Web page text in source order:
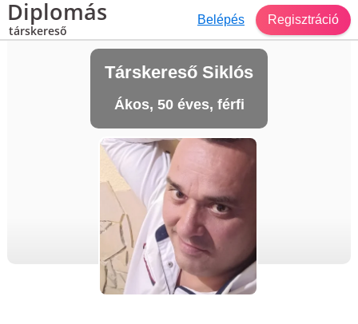
Diplomás
társkereső
Belépés Regisztráció
Társkereső Siklós
Ákos, 50 éves, férfi